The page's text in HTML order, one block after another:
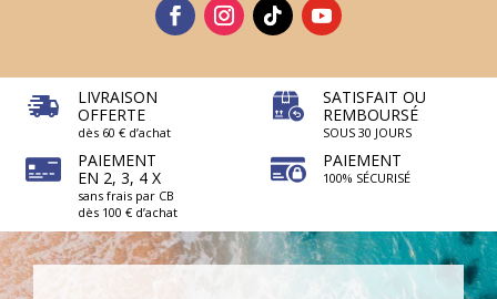
LIVRAISON
OFFERTE
dès 60 € d’achat
PAIEMENT
EN 2, 3, 4 X
sans frais par CB
dès 100 € d’achat
SATISFAIT OU
REMBOURSÉ
SOUS 30 JOURS
PAIEMENT
100% SÉCURISÉ